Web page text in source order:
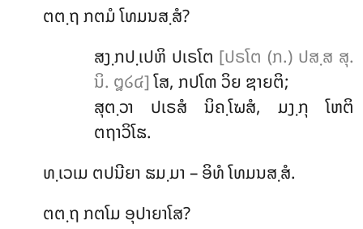
ຕຕ຺ຖ ກຕມໍ ໂທມນສ຺ສໍ?
ສງ຺ກປ຺ເປຫິ ປເຣໂຕ [ປຣໂຕ (ກ.) ປສ຺ສ ສຸ.
ນິ. ໘໒໔]ໂສ, ກປໂຓ ວິຍ ຌາຍຕິ;
ສຸຕ຺ວາ ປເຣສໍ ນິຄ຺ໂຆສໍ, ມງ຺ກຸ ໂຫຕິ
ຕຖາວິໂຘ.
ທ຺ເວເມ ຕປນີຍາ ຘມ຺ມາ – ອິທໍ ໂທມນສ຺ສໍ.
ຕຕ຺ຖ ກຕໂມ ອຸປາຍາໂສ?